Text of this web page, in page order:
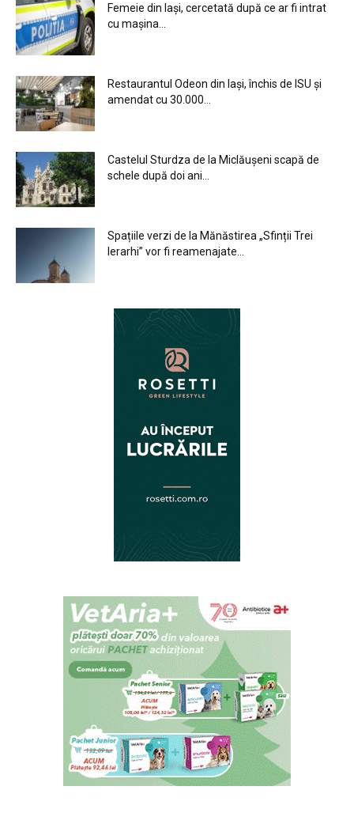
Femeie din Iași, cercetată după ce ar fi intrat
cu mașina...
Restaurantul Odeon din Iași, închis de ISU și
amendat cu 30.000...
Castelul Sturdza de la Miclăușeni scapă de
schele după doi ani...
Spațiile verzi de la Mănăstirea „Sfinții Trei
Ierarhi” vor fi reamenajate...